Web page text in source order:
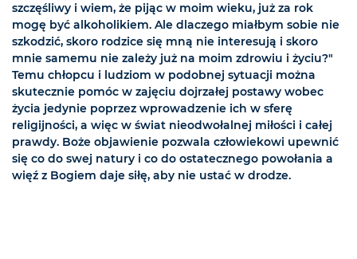
szczęśliwy i wiem, że pijąc w moim wieku, już za rok
mogę być alkoholikiem. Ale dlaczego miałbym sobie nie
szkodzić, skoro rodzice się mną nie interesują i skoro
mnie samemu nie zależy już na moim zdrowiu i życiu?"
Temu chłopcu i ludziom w podobnej sytuacji można
skutecznie pomóc w zajęciu dojrzałej postawy wobec
życia jedynie poprzez wprowadzenie ich w sferę
religijności, a więc w świat nieodwołalnej miłości i całej
prawdy. Boże objawienie pozwala człowiekowi upewnić
się co do swej natury i co do ostatecznego powołania a
więź z Bogiem daje siłę, aby nie ustać w drodze.